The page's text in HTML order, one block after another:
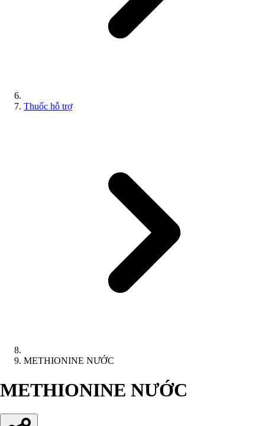
Thuốc hỗ trợ
METHIONINE NƯỚC
METHIONINE NƯỚC